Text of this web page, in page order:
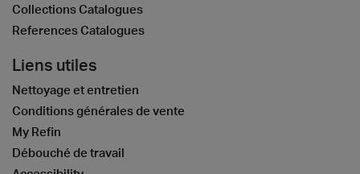
Collections Catalogues
References Catalogues
Liens utiles
Nettoyage et entretien
Conditions générales de vente
My Refin
Débouché de travail